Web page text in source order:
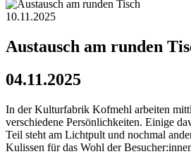
10.11.2025
Austausch am runden
04.11.2025
In der Kulturfabrik Kofmehl arbeiten
verschiedene Persönlichkeiten. Einige
Teil steht am Lichtpult und nochmal
Kulissen für das Wohl der